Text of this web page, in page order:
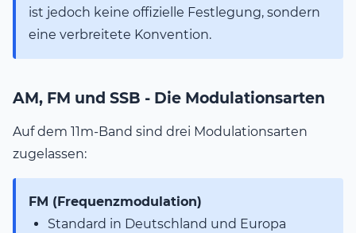
ist jedoch keine offizielle Festlegung, sondern
eine verbreitete Konvention.
AM, FM und SSB - Die Modulationsarten
Auf dem 11m-Band sind drei Modulationsarten
zugelassen:
FM (Frequenzmodulation)
Standard in Deutschland und Europa